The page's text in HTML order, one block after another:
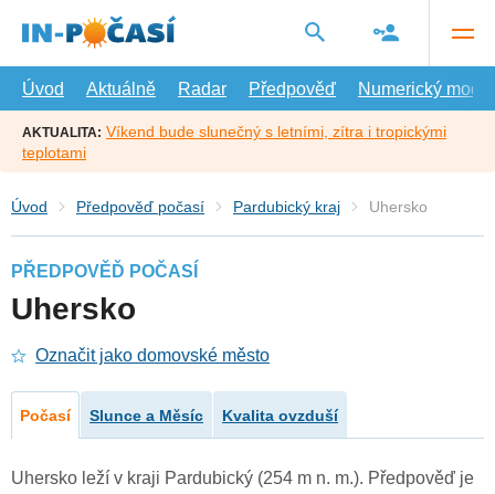
hlavní
Úvod
Aktuálně Radar Předpověď Numerický model
AKTUALITA: Víkend bude slunečný s letními, zítra i tropickými
teplotami
Úvod Předpověď počasí Pardubický kraj Uhersko
PŘEDPOVĚĎ POČASÍ
Uhersko
Označit jako domovské město
Počasí Slunce a Měsíc Kvalita ovzduší
Uhersko leží v kraji Pardubický (254 m n. m.). Předpověď je